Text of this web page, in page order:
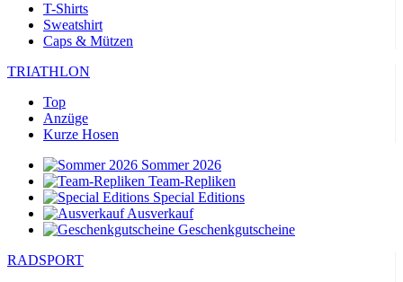
T-Shirts
Sweatshirt
Caps & Mützen
TRIATHLON
Top
Anzüge
Kurze Hosen
Sommer 2026
Team-Repliken
Special Editions
Ausverkauf
Geschenkgutscheine
RADSPORT